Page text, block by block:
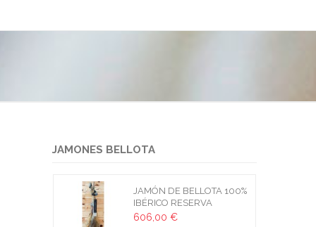
JAMONES BELLOTA
JAMÓN DE BELLOTA 100%
IBÉRICO RESERVA
MALDONADO
606,00 €